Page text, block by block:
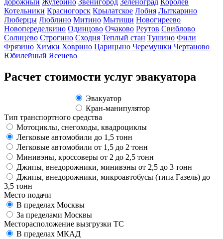
Котельники Красногорск Крылатское Лобня Лыткарино
Люберцы Люблино Митино Мытищи Новогиреево
Новопеределкино Одинцово Очаково Реутов Свиблово
Солнцево Строгино Сходня Теплый стан Тушино Фили
Фрязино Химки Ховрино Царицыно Черемушки Чертаново
Юбилейный Ясенево
Расчет стоимости услуг эвакуатора
Эвакуатор
Кран-манипулятор
Тип транспортного средства
Мотоциклы, снегоходы, квадроциклы
Легковые автомобили до 1,5 тонн
Легковые автомобили от 1,5 до 2 тонн
Минивэны, кроссоверы от 2 до 2,5 тонн
Джипы, внедорожники, минивэны от 2,5 до 3 тонн
Джипы, внедорожники, микроавтобусы (типа Газель) до
3,5 тонн
Место подачи
В пределах Москвы
За пределами Москвы
Месторасположение вызгрузки ТС
В пределах МКАД